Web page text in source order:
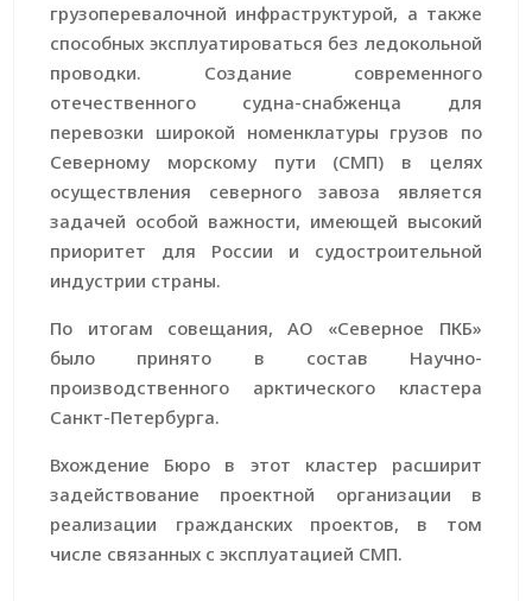
грузоперевалочной инфраструктурой, а также
способных эксплуатироваться без ледокольной
проводки. Создание современного
отечественного судна-снабженца для
перевозки широкой номенклатуры грузов по
Северному морскому пути (СМП) в целях
осуществления северного завоза является
задачей особой важности, имеющей высокий
приоритет для России и судостроительной
индустрии страны.
По итогам совещания, АО «Северное ПКБ»
было принято в состав Научно-
производственного арктического кластера
Санкт-Петербурга.
Вхождение Бюро в этот кластер расширит
задействование проектной организации в
реализации гражданских проектов, в том
числе связанных с эксплуатацией СМП.